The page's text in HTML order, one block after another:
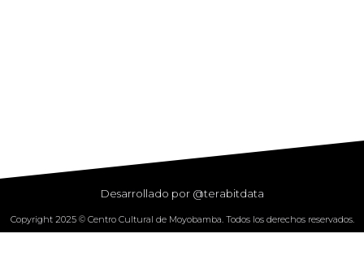
Desarrollado por @terabitdata
Copyright 2025 © Centro Cultural de Moyobamba. Todos los derechos reservados.